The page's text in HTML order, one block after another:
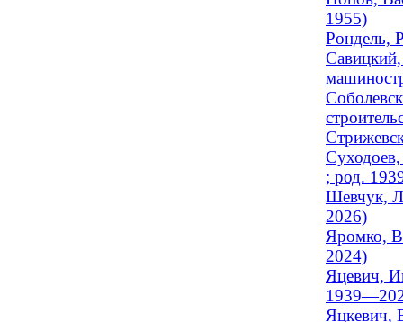
1955)
Рондель,
Савицкий,
Суходоев,
; род.
Шевчук,
2026)
Яромко,
2024)
Яцевич,
Яцкевич,